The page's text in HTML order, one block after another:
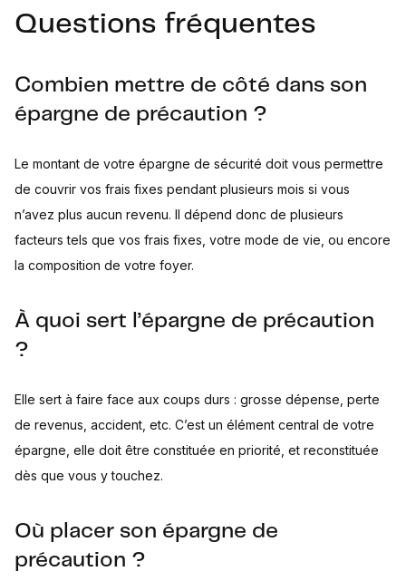
Questions fréquentes
Combien mettre de côté dans son
épargne de précaution ?
Le montant de votre épargne de sécurité doit vous permettre
de couvrir vos frais fixes pendant plusieurs mois si vous
n’avez plus aucun revenu. Il dépend donc de plusieurs
facteurs tels que vos frais fixes, votre mode de vie, ou encore
la composition de votre foyer.
À quoi sert l’épargne de précaution
?
Elle sert à faire face aux coups durs : grosse dépense, perte
de revenus, accident, etc. C’est un élément central de votre
épargne, elle doit être constituée en priorité, et reconstituée
dès que vous y touchez.
Où placer son épargne de
précaution ?